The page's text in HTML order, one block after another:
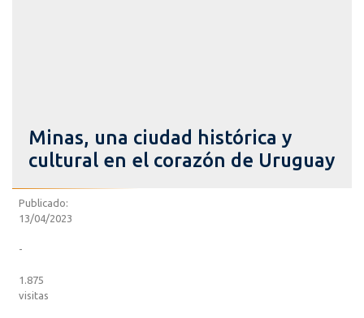
Minas, una ciudad histórica y
cultural en el corazón de Uruguay
Publicado:
13/04/2023
-
1.875
visitas